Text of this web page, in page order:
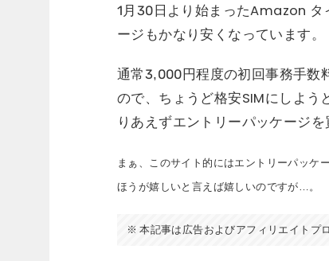
1月30日より始まったAmazon タ
ージもかなり安くなっています。
通常3,000円程度の初回事務手数
ので、ちょうど格安SIMにしよう
りあえずエントリーパッケージ
まぁ、このサイト的にはエントリーパッケ
ほうが嬉しいと言えば嬉しいのですが…。
本記事は広告およびアフィリエイトプ